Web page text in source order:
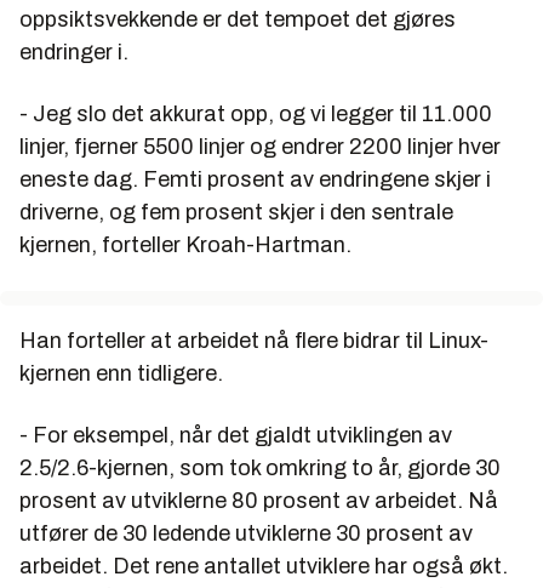
oppsiktsvekkende er det tempoet det gjøres
endringer i.
- Jeg slo det akkurat opp, og vi legger til 11.000
linjer, fjerner 5500 linjer og endrer 2200 linjer hver
eneste dag. Femti prosent av endringene skjer i
driverne, og fem prosent skjer i den sentrale
kjernen, forteller Kroah-Hartman.
Han forteller at arbeidet nå flere bidrar til Linux-
kjernen enn tidligere.
- For eksempel, når det gjaldt utviklingen av
2.5/2.6-kjernen, som tok omkring to år, gjorde 30
prosent av utviklerne 80 prosent av arbeidet. Nå
utfører de 30 ledende utviklerne 30 prosent av
arbeidet. Det rene antallet utviklere har også økt.